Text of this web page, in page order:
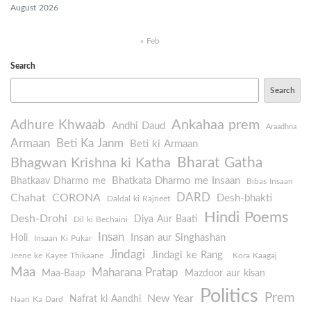
August 2026
« Feb
Search
Search
Adhure Khwaab Andhi Daud Ankahaa prem Araadhna
Armaan Beti Ka Janm Beti ki Armaan
Bhagwan Krishna ki Katha Bharat Gatha
Bhatkaav Dharmo me Bhatkata Dharmo me Insaan Bibas Insaan
Chahat CORONA Daldal ki Rajneet DARD Desh-bhakti
Desh-Drohi Dil ki Bechaini Diya Aur Baati Hindi Poems
Holi Insaan Ki Pukar Insan Insan aur Singhashan
Jeene ke Kayee Thikaane Jindagi Jindagi ke Rang Kora Kaagaj
Maa Maa-Baap Maharana Pratap Mazdoor aur kisan
Naari Ka Dard Nafrat ki Aandhi New Year Politics Prem